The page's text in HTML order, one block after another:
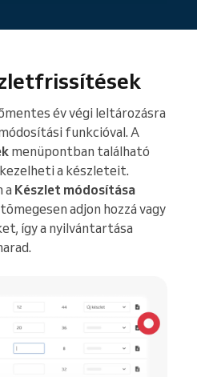
év végi leltározásra
funkcióval. A
menüpontban található
a készleteit.
a Készlet módosítása
adjon hozzá vagy
így a nyilvántartása